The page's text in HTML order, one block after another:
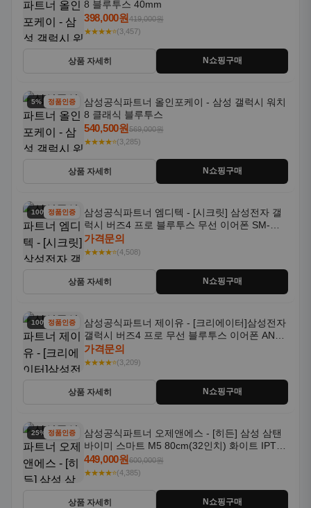
8 블루투스 40mm
398,000원419,000원
★★★★⭐(3,457)
상품 자세히 N쇼핑구매
5% 할인정품인증
삼성공식파트너 올인포케이 - 삼성 갤럭시 워치
8 클래식 블루투스
540,500원569,000원
★★★★⭐(3,285)
상품 자세히 N쇼핑구매
100% 할인
정품인증
삼성공식파트너 엠디텍 - [시크릿] 삼성전자 갤
럭시 버즈4 프로 블루투스 무선 이어폰 SM-
R640N
가격문의
★★★★⭐(4,508)
상품 자세히 N쇼핑구매
100% 할인
정품인증
삼성공식파트너 제이유 - [크리에이터]삼성전자
갤럭시 버즈4 프로 무선 블루투스 이어폰 ANC
SM-R640N
가격문의
★★★★⭐(3,209)
상품 자세히 N쇼핑구매
25% 할인정품인증
삼성공식파트너 오제앤에스 - [히든] 삼성 삼탠
바이미 스마트 M5 80cm(32인치) 화이트 IPTV
OTT 패키지
449,000원600,000원
★★★★⭐(4,385)
상품 자세히 N쇼핑구매